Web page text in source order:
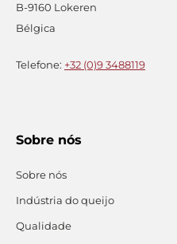
B-9160 Lokeren
Bélgica
Telefone: +32 (0)9 3488119
Sobre nós
Sobre nós
Indústria do queijo
Qualidade